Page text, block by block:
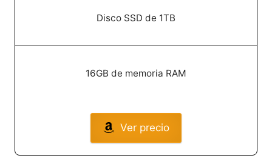
Disco SSD de 1TB
16GB de memoria RAM
Ver precio